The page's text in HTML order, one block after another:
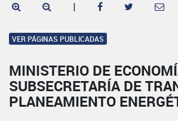
|
VER PÁGINAS PUBLICADAS
MINISTERIO DE
SUBSECRETARÍA DE
PLANEAMIENTO